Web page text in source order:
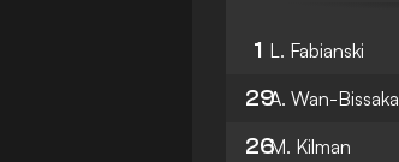
1 L. Fabianski
29A. Wan-Bissaka
26M. Kilman